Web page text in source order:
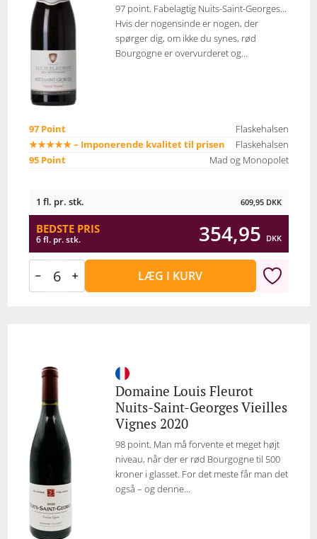
97 point. Fabelagtig Nuits-Saint-Georges...
Hvis der nogensinde er nogen, der
spørger dig, om ikke du synes, rød
Bourgogne er overvurderet og...
97 Point
Flaskehalsen
★★★★★ – Imponerende kvalitet til prisen
Flaskehalsen
95 Point
Mad og Monopolet
1 fl. pr. stk. 609,95 DKK
BEDSTE PRIS
6 fl. pr. stk. 354,95 DKK
LÆG I KURV
Domaine Louis Fleurot
Nuits-Saint-Georges Vieilles
Vignes 2020
98 point. Man må forvente et meget højt
niveau, når der er rød Bourgogne til 500
kroner i glasset. For det meste får man det
også – og denne...